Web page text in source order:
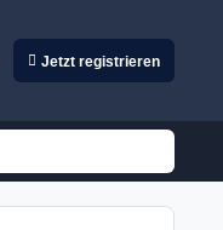
Jetzt registrieren